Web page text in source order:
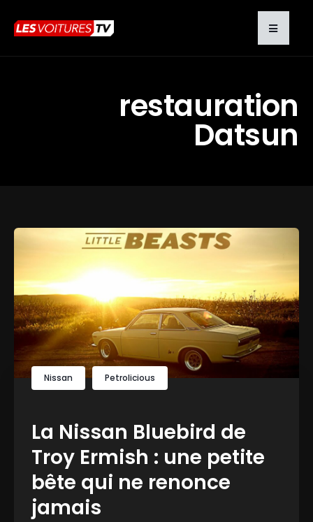
restauration
Datsun
Nissan Petrolicious
La Nissan Bluebird de
Troy Ermish : une petite
bête qui ne renonce
jamais